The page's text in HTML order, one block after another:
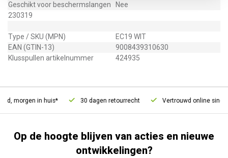
Geschikt voor beschermslangen
Nee
230319
Type / SKU (MPN)
EC19 WIT
EAN (GTIN-13)
9008439310630
Klusspullen artikelnummer
424935
morgen in huis* 30 dagen retourrecht Vertrouwd online sinds
Op de hoogte blijven van acties en nieuwe
ontwikkelingen?